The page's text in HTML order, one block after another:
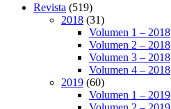
Revista (519)
2018 (31)
Volumen 1 – 2018
Volumen 2 – 2018
Volumen 3 – 2018
Volumen 4 – 2018
2019 (60)
Volumen 1 – 2019